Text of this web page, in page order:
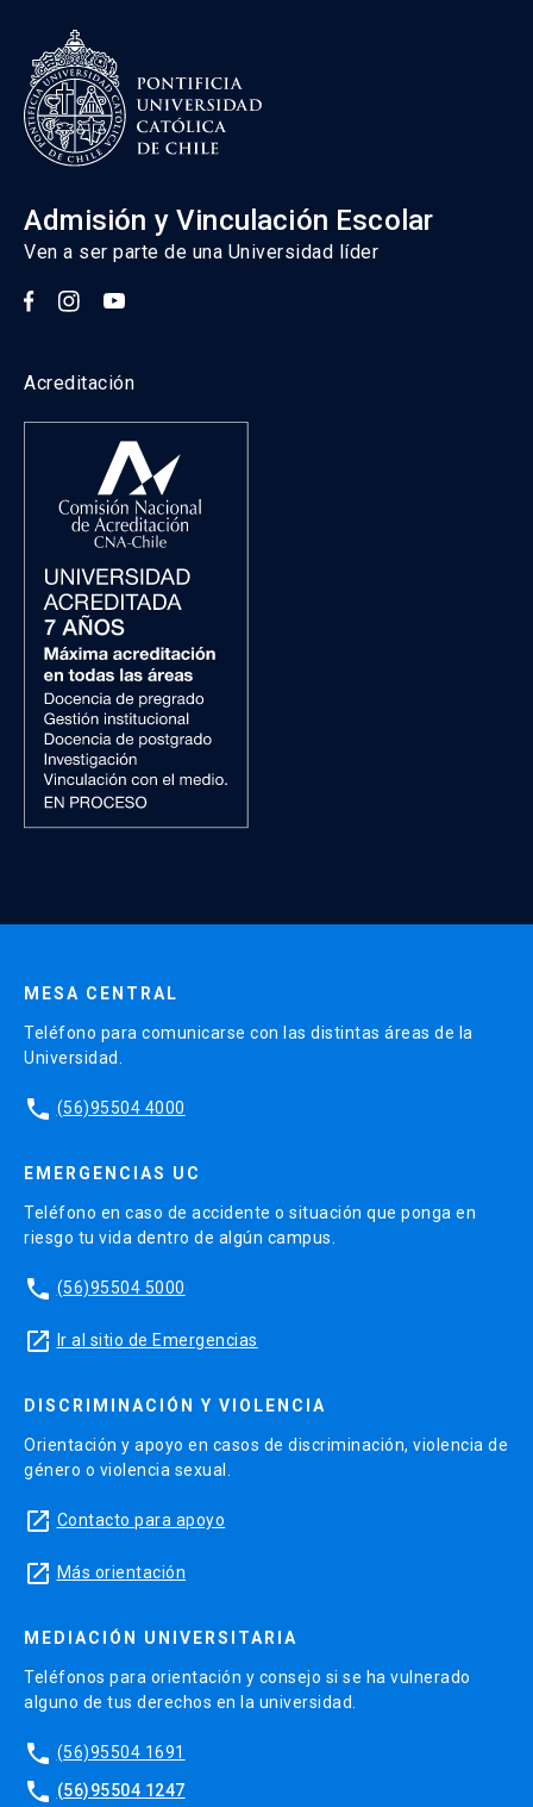
Admisión y Vinculación Escolar
Ven a ser parte de una Universidad líder
Acreditación
MESA CENTRAL
Teléfono para comunicarse con las distintas áreas de la
Universidad.
phone (56)95504 4000
EMERGENCIAS UC
Teléfono en caso de accidente o situación que ponga en
riesgo tu vida dentro de algún campus.
phone (56)95504 5000
launch Ir al sitio de Emergencias
DISCRIMINACIÓN Y VIOLENCIA
Orientación y apoyo en casos de discriminación, violencia de
género o violencia sexual.
launch Contacto para apoyo
launch Más orientación
MEDIACIÓN UNIVERSITARIA
Teléfonos para orientación y consejo si se ha vulnerado
alguno de tus derechos en la universidad.
phone (56)95504 1691
phone (56)95504 1247